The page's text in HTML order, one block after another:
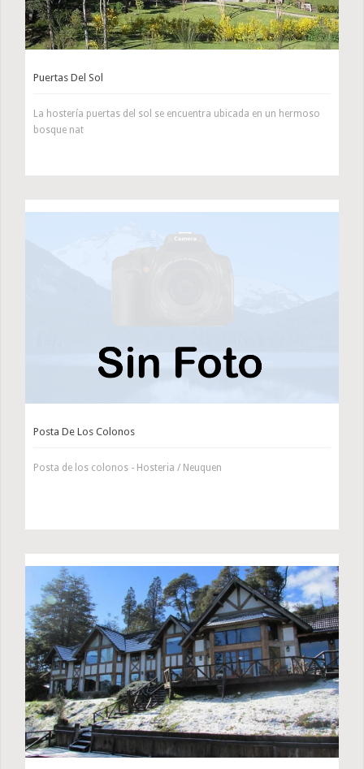
Puertas Del Sol
La hostería puertas del sol se encuentra ubicada en un hermoso
bosque nat
Posta De Los Colonos
Posta de los colonos - Hosteria / Neuquen